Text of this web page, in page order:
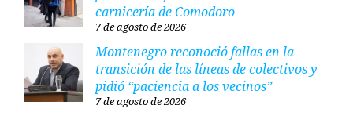
carnicería de Comodoro
7 de agosto de 2026
Montenegro reconoció fallas en la
transición de las líneas de colectivos y
pidió “paciencia a los vecinos”
7 de agosto de 2026